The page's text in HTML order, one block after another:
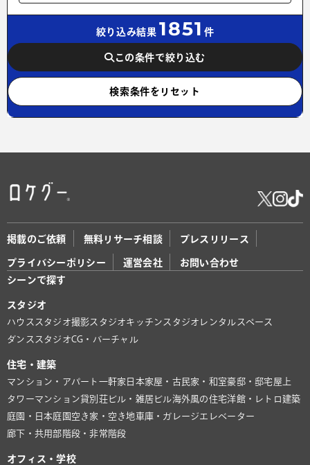
絞り込み結果 1851 件
この条件で絞り込む
検索条件をリセット
掲載のご依頼 無料リサーチ相談 プレスリリース
プライバシーポリシー 運営会社
お問い合わせ
シーンで探す
スタジオ
ハウススタジオ撮影スタジオキッチンスタジオ レンタルスペース
ダンススタジオCG・バーチャル
住宅・建築
マンション・アパート 一軒家 日本家屋・古民家・和室豪邸・邸宅屋上
タワーマンション貸別荘ビル・雑居ビル海外風の住宅洋館・レトロ建築
庭園・日本庭園 空き家・空き地 車庫・ガレージ エレベーター
廊下・共用部 階段・非常階段
オフィス・学校